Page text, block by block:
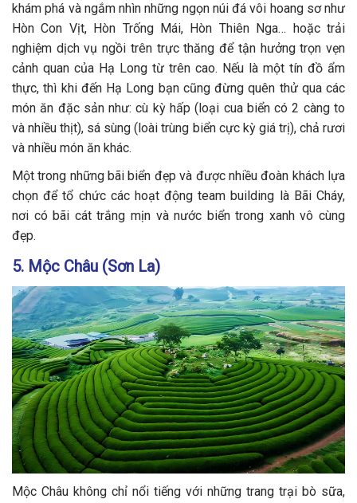
khám phá và ngắm nhìn những ngọn núi đá vôi hoang sơ như
Hòn Con Vịt, Hòn Trống Mái, Hòn Thiên Nga… hoặc trải
nghiệm dịch vụ ngồi trên trực thăng để tận hưởng trọn vẹn
cảnh quan của Hạ Long từ trên cao. Nếu là một tín đồ ẩm
thực, thì khi đến Hạ Long bạn cũng đừng quên thử qua các
món ăn đặc sản như: cù kỳ hấp (loại cua biển có 2 càng to
và nhiều thịt), sá sùng (loài trùng biển cực kỳ giá trị), chả rươi
và nhiều món ăn khác.
Một trong những bãi biển đẹp và được nhiều đoàn khách lựa
chọn để tổ chức các hoạt động team building là Bãi Cháy,
nơi có bãi cát trắng mịn và nước biển trong xanh vô cùng
đẹp.
5. Mộc Châu (Sơn La)
Mộc Châu không chỉ nổi tiếng với những trang trại bò sữa,